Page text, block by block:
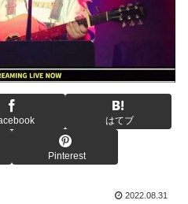
はてブ
Pinterest
2022.08.31